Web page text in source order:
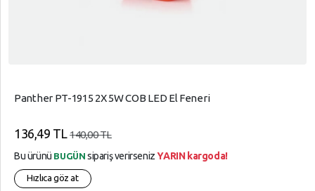
Panther PT-1915 2X 5W COB LED El Feneri
136,49 TL 140,00 TL
Bu ürünü BUGÜN sipariş verirsenizYARIN kargoda!
Hızlıca göz at